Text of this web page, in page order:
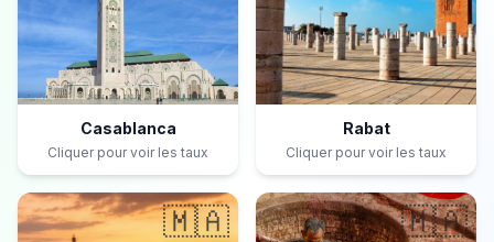
Casablanca
Cliquer pour voir les taux
Rabat
Cliquer pour voir les taux
🇲🇦 🇲🇦